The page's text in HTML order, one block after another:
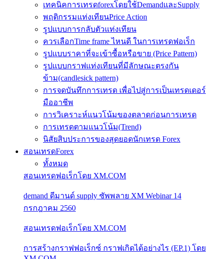
เทคนิคการเทรดforexโดยใช้DemandและSupply
พฤติกรรมแท่งเทียนPrice Action
รูปแบบการกลับตัวแท่งเทียน
ควรเลือกTime frame ไหนดี ในการเทรดฟอเร็ก
รูปแบบราคาที่จะเข้าซื้อหรือขาย (Price Pattern)
รูปแบบกราฟแท่งเทียนที่มีลักษณะตรงกัน
ข้าม(candlesick pattern)
การจดบันทึกการเทรด เพื่อไปสู่การเป็นเทรดเดอร์
มืออาชีพ
การวิเคราะห์แนวโน้มของตลาดก่อนการเทรด
การเทรดตามแนวโน้ม(Trend)
นิสัยสิบประการของสุดยอดนักเทรด Forex
สอนเทรดForex
ทั้งหมด
สอนเทรดฟอเร็กโดย XM.COM
demand ดีมานด์ supply ซัพพลาย XM Webinar 14
กรกฎาคม 2560
สอนเทรดฟอเร็กโดย XM.COM
การสร้างกราฟฟอเร็กซ์ กราฟเกิดได้อย่างไร (EP.1) โดย